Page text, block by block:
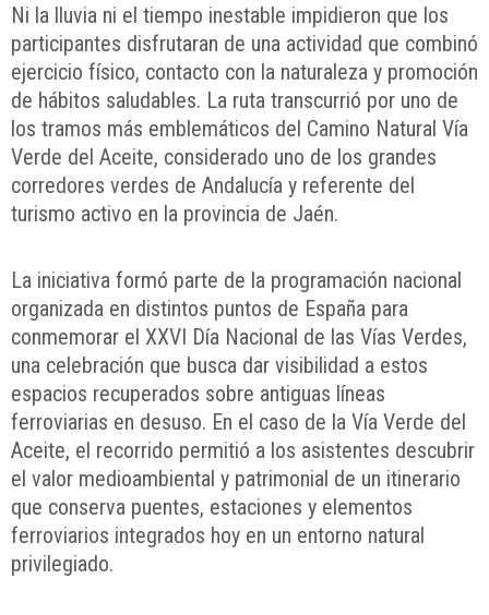
Ni la lluvia ni el tiempo inestable impidieron que los
participantes disfrutaran de una actividad que combinó
ejercicio físico, contacto con la naturaleza y promoción
de hábitos saludables. La ruta transcurrió por uno de
los tramos más emblemáticos del Camino Natural Vía
Verde del Aceite, considerado uno de los grandes
corredores verdes de Andalucía y referente del
turismo activo en la provincia de Jaén.
La iniciativa formó parte de la programación nacional
organizada en distintos puntos de España para
conmemorar el XXVI Día Nacional de las Vías Verdes,
una celebración que busca dar visibilidad a estos
espacios recuperados sobre antiguas líneas
ferroviarias en desuso. En el caso de la Vía Verde del
Aceite, el recorrido permitió a los asistentes descubrir
el valor medioambiental y patrimonial de un itinerario
que conserva puentes, estaciones y elementos
ferroviarios integrados hoy en un entorno natural
privilegiado.